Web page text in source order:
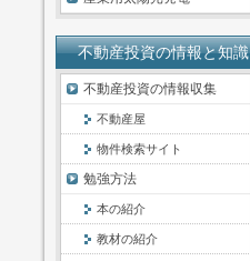
不動産投資の情報と知識
不動産投資の情報収集
不動産屋
物件検索サイト
勉強方法
本の紹介
教材の紹介